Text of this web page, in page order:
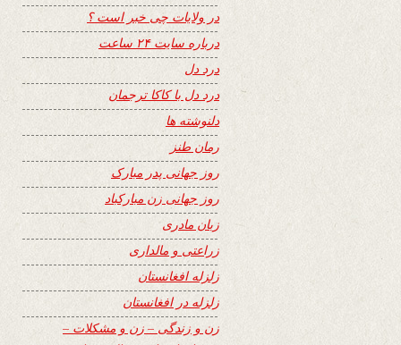
در ولایات چی خبر است ؟
درباره سایت ۲۴ ساعت
درد دل
درد دل با کاکا ترجمان
دلنوشته ها
رمان طنز
روز جهانی پدر مبارک
روز جهانی زن مبارکباد
زبان مادری
زراعتی و مالداری
زلزله افغانستان
زلزله در افغانستان
زن و زندگی – زن و مشکلات –